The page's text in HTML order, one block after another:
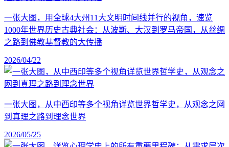
一张大图，用全球4大州11大文明时间线并行的视角，速览
1000年世界历史古典社会：从波斯、大汉到罗马帝国，从丝绸
之路到佛教基督教的大传播
2026/04/22
一张大图，从中西印等多个视角详览世界哲学史，从观念之网
到真理之路到理念世界
2026/05/25